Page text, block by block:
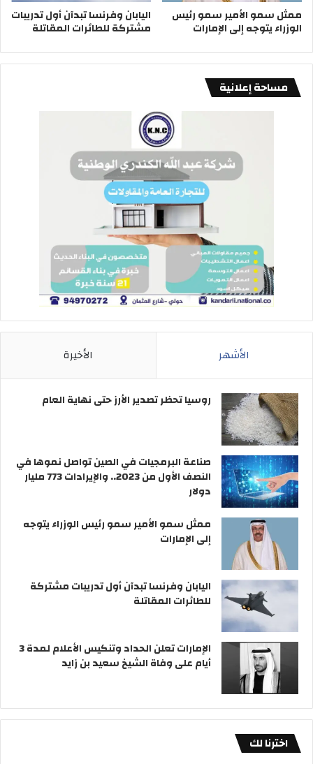
الامير محمد بن سلمان السعودية
ممثل سمو الأمير سمو رئيس
الوزراء يتوجه إلى الإمارات
اليابان وفرنسا تبدآن أول تدريبات
مشتركة للطائرات المقاتلة
مساحة إعلانية
الأشهر الأخيرة
روسيا تحظر تصدير الأرز حتى نهاية العام
صناعة البرمجيات في الصين تواصل نموها في
النصف الأول من 2023.. والإيرادات 773 مليار
دولار
ممثل سمو الأمير سمو رئيس الوزراء يتوجه
إلى الإمارات
اليابان وفرنسا تبدآن أول تدريبات مشتركة
للطائرات المقاتلة
الإمارات تعلن الحداد وتنكيس الأعلام لمدة 3
أيام على وفاة الشيخ سعيد بن زايد
اخترنا لك